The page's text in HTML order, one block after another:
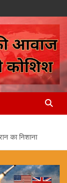
का निशाना